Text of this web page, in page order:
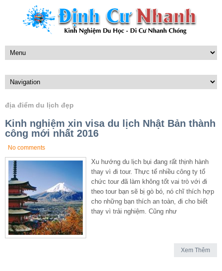
địa điểm du lịch đẹp
Kinh nghiệm xin visa du lịch Nhật Bản thành
công mới nhất 2016
No comments
Xu hướng du lịch bụi đang rất thịnh hành
thay vì đi tour. Thực tế nhiều công ty tổ
chức tour đã làm không tốt vai trò với đi
theo tour bạn sẽ bị gò bó, nó chĩ thích hợp
cho những bạn thích an toàn, đi cho biết
thay vì trải nghiệm. Cũng như
Xem Thêm